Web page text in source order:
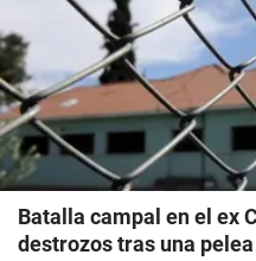
Batalla campal en el ex
destrozos tras una pelea